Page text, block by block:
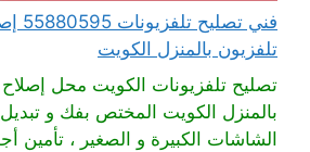
فني
تلفزيون بالمنزل الكويت
تصليح تلفزيونات الكويت محل
بالمنزل الكويت المختص بفك و تبديل
الشاشات الكبيرة و الصغير ، تأمين